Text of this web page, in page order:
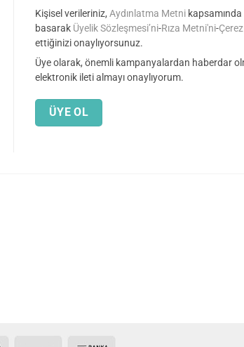
Kişisel verileriniz, Aydınlatma Metni
basarak Üyelik Sözleşmesi’ni-Rıza Metni'ni-
ettiğinizi onaylıyorsunuz.
Üye olarak, önemli kampanyalardan haberdar
elektronik ileti almayı onaylıyorum.
ÜYE OL